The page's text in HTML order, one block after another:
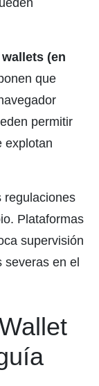
(en
que
permitir
explotan
regulaciones
Plataformas
supervisión
severas en el